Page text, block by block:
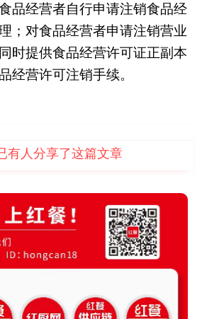
品经营者自行申请注销食品经
；对食品经营者申请注销营业
时提供食品经营许可证正副本
经营许可注销手续。
有人分享了这篇文章